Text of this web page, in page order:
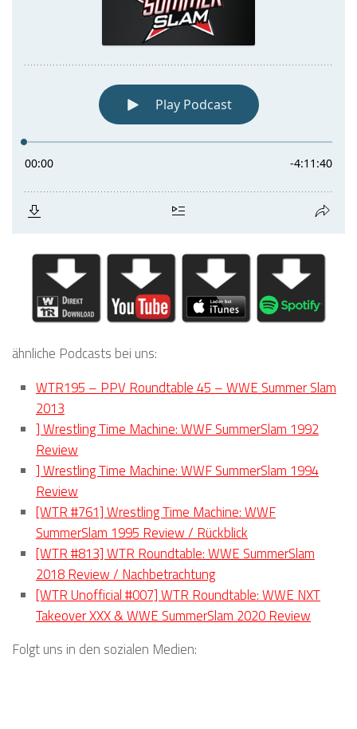
ähnliche Podcasts bei uns:
WTR195 – PPV Roundtable 45 – WWE Summer Slam
2013
] Wrestling Time Machine: WWF SummerSlam 1992
Review
] Wrestling Time Machine: WWF SummerSlam 1994
Review
[WTR #761] Wrestling Time Machine: WWF
SummerSlam 1995 Review / Rückblick
[WTR #813] WTR Roundtable: WWE SummerSlam
2018 Review / Nachbetrachtung
[WTR Unofficial #007] WTR Roundtable: WWE NXT
Takeover XXX & WWE SummerSlam 2020 Review
Folgt uns in den sozialen Medien: